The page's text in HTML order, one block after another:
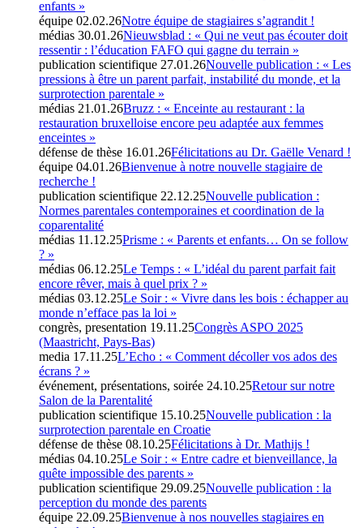
enfants »
équipe 02.02.26Notre équipe de stagiaires s’agrandit !
médias 30.01.26Nieuwsblad : « Qui ne veut pas écouter doit
ressentir : l’éducation FAFO qui gagne du terrain »
publication scientifique 27.01.26Nouvelle publication : « Les
pressions à être un parent parfait, instabilité du monde, et la
surprotection parentale »
médias 21.01.26Bruzz : « Enceinte au restaurant : la
restauration bruxelloise encore peu adaptée aux femmes
enceintes »
défense de thèse 16.01.26Félicitations au Dr. Gaëlle Venard !
équipe 04.01.26Bienvenue à notre nouvelle stagiaire de
recherche !
publication scientifique 22.12.25Nouvelle publication :
Normes parentales contemporaines et coordination de la
coparentalité
médias 11.12.25Prisme : « Parents et enfants… On se follow
? »
médias 06.12.25Le Temps : « L’idéal du parent parfait fait
encore rêver, mais à quel prix ? »
médias 03.12.25Le Soir : « Vivre dans les bois : échapper au
monde n’efface pas la loi »
congrès, presentation 19.11.25Congrès ASPO 2025
(Maastricht, Pays-Bas)
media 17.11.25L’Echo : « Comment décoller vos ados des
écrans ? »
événement, présentations, soirée 24.10.25Retour sur notre
Salon de la Parentalité
publication scientifique 15.10.25Nouvelle publication : la
surprotection parentale en Croatie
défense de thèse 08.10.25Félicitations à Dr. Mathijs !
médias 04.10.25Le Soir : « Entre cadre et bienveillance, la
quête impossible des parents »
publication scientifique 29.09.25Nouvelle publication : la
perception du monde des parents
équipe 22.09.25Bienvenue à nos nouvelles stagiaires en